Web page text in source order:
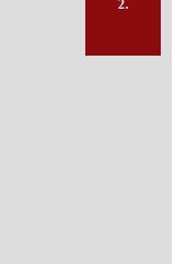
2018年度湖南省创新性项目申报工作有关事项